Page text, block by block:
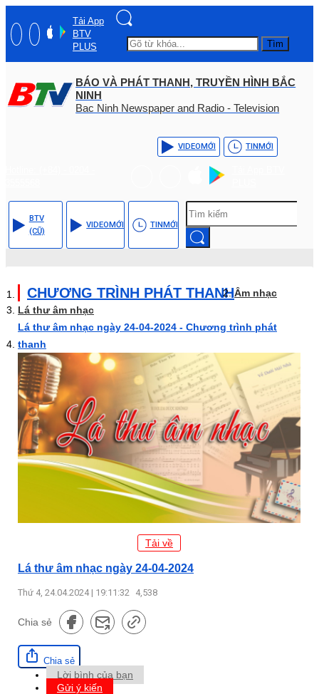
Tải App
BTV
PLUS
Tìm
BÁO VÀ PHÁT THANH, TRUYỀN HÌNH BẮC
NINH
Bac Ninh Newspaper and Radio - Television
VIDEOMỚI TINMỚI
BTV
(CŨ)
VIDEOMỚI TINMỚI
CHƯƠNG TRÌNH PHÁT THANHÂm nhạc
Lá thư âm nhạc
Lá thư âm nhạc ngày 24-04-2024 - Chương trình phát
thanh
Tải về
Lá thư âm nhạc ngày 24-04-2024
Thứ 4, 24.04.2024 | 19:11:32 4,538
Chia sẻ
Chia sẻ
Lời bình của bạn
Gửi ý kiến